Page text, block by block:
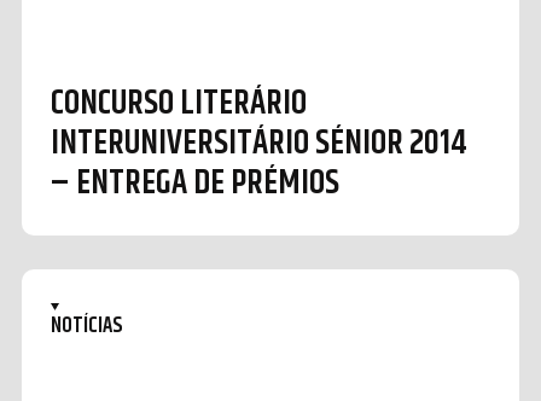
CONCURSO LITERÁRIO
INTERUNIVERSITÁRIO SÉNIOR 2014
– ENTREGA DE PRÉMIOS
NOTÍCIAS